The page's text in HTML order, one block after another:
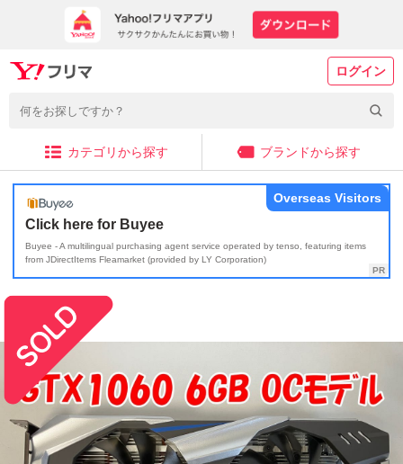
ログイン
カテゴリから探す ブランドから探す
Click here for Buyee
Buyee - A multilingual purchasing agent service operated by tenso, featuring items
from JDirectItems Fleamarket (provided by LY Corporation)
Overseas Visitors